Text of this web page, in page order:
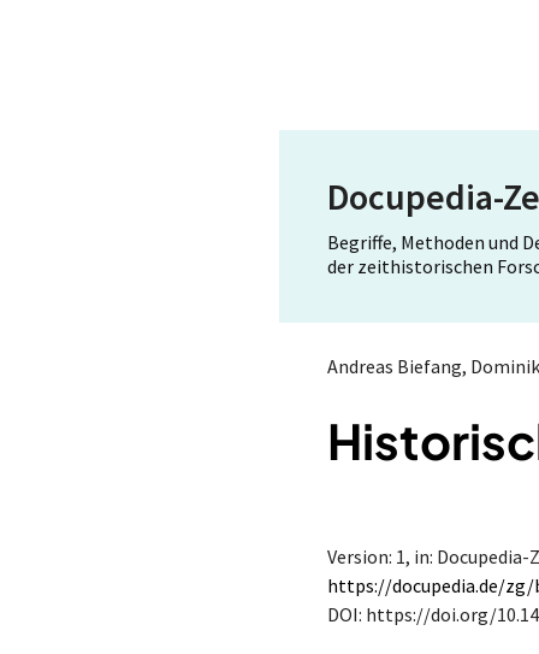
Docupedia-
Begriffe, Methoden und
der zeithistorischen
Andreas Biefang,
Version: 1, in:
https://docupedia.de/zg/
DOI: https://doi.org/